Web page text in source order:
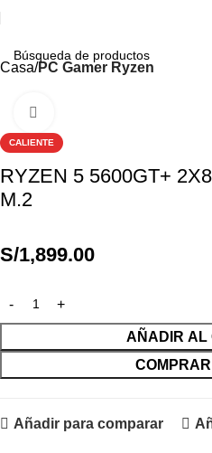
Casa PC Gamer Ryzen
CALIENTE
RYZEN 5 5600GT+
M.2
S/1,899.00
AÑADIR AL
Añadir para comparar